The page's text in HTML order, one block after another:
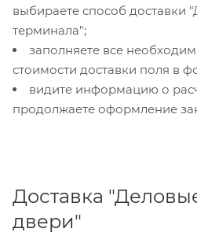
выбираете способ доставки
терминала";
заполняете все
стоимости доставки поля в
видите информацию о
продолжаете оформление
Доставка
двери"